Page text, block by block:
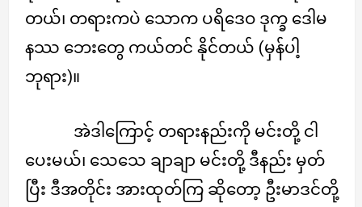
တယ်၊ တရားကပဲ သောက ပရိဒေဝ ဒုက္ခ ဒေါမ
နဿ ဘေးတွေ ကယ်တင် နိုင်တယ် (မှန်ပါ့
ဘုရား)။
အဲဒါကြောင့် တရားနည်းကို မင်းတို့ ငါ
ပေးမယ်၊ သေသေ ချာချာ မင်းတို့ ဒီနည်း မှတ်
ပြီး ဒီအတိုင်း အားထုတ်ကြ ဆိုတော့ ဦးမာဒင်တို့